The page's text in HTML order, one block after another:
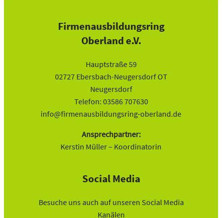
Firmenausbildungsring
Oberland e.V.
Hauptstraße 59
02727 Ebersbach-Neugersdorf OT
Neugersdorf
Telefon: 03586 707630
info@firmenausbildungsring-oberland.de
Ansprechpartner:
Kerstin Müller – Koordinatorin
Social Media
Besuche uns auch auf unseren Social Media
Kanälen